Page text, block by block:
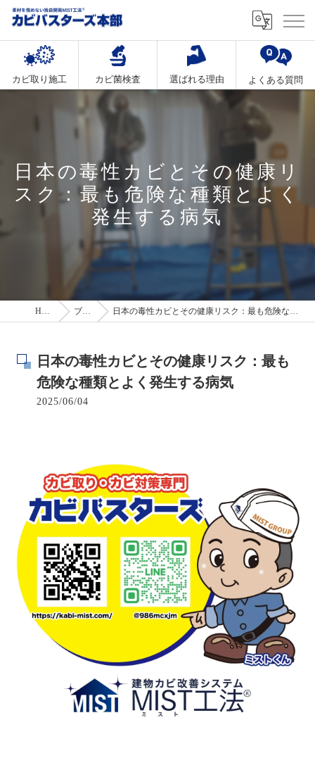
カビ取り施工 カビ菌検査 選ばれる理由 よくある質問
日本の毒性カビとその健康リ
スク：最も危険な種類とよく
発生する病気
HOME ブログ 日本の毒性カビとその健康リスク：最も危険な種類とよく発生する病気
日本の毒性カビとその健康リスク：最も
危険な種類とよく発生する病気
2025/06/04